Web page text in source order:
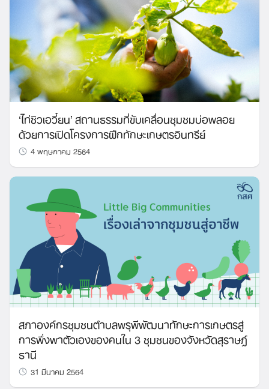
‘ไท่ซิวเอวี๋ยน’ สถานธรรมที่ขับเคลื่อนชุมชมบ่อพลอย
ด้วยการเปิดโครงการฝึกทักษะเกษตรอินทรีย์
4 พฤษภาคม 2564
สภาองค์กรชุมชนตำบลพรุพีพัฒนาทักษะการเกษตรสู่
การพึ่งพาตัวเองของคนใน 3 ชุมชนของจังหวัดสุราษฎ์
ธานี
31 มีนาคม 2564